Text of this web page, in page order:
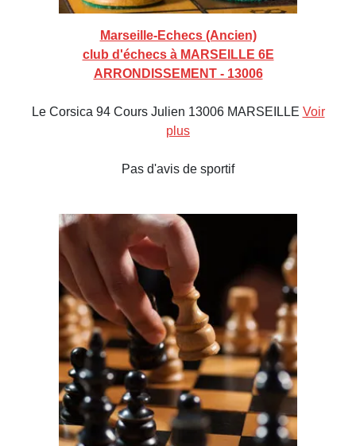
Marseille-Echecs (Ancien)
club d'échecs à MARSEILLE 6E
ARRONDISSEMENT - 13006
Le Corsica 94 Cours Julien 13006 MARSEILLE Voir
plus
Pas d'avis de sportif